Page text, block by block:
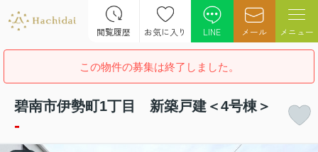
閲覧履歴 お気に入り LINE メール メニュー
この物件の募集は終了しました。
碧南市伊勢町1丁目 新築戸建＜4号棟＞
-